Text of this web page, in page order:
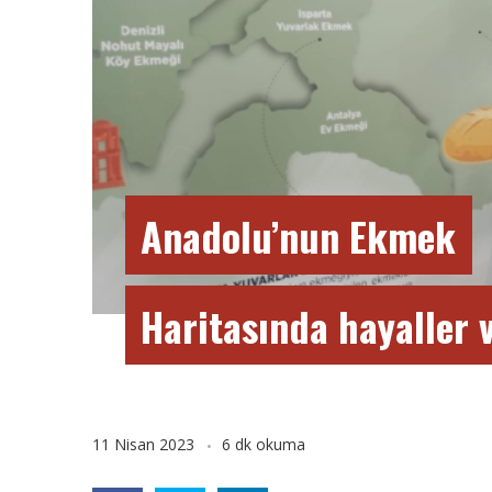
Anadolu’nun Ekmek
Haritasında hayaller
11 Nisan 2023 6 dk okuma